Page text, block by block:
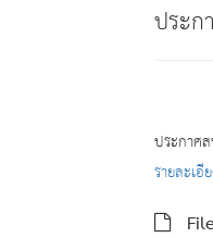
ประ
ประกาศ
รายละเอี